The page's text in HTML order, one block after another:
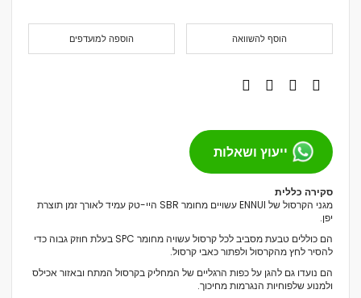
הוספה למועדפים הוסף להשוואה
ייעוץ ושאלות
סקירה כללית
מגני הקרסול של ENNUI עשויים מחומר SBR היי-טק עמיד לאורך זמן תוצרת
יפן.
הם כוללים טבעת מסביב לכל קרסול עשויה מחומר SPC בעלת חוזק גבוה כדי
להסיר לחץ מהקרסול ולפתור כאבי קרסול.
הם נועדו גם להגן על כפות הרגליים של המחליק בקרסול המתח ובאזור אכילס
ולמנוע שלפוחיות הנגרמות מחיכוך.